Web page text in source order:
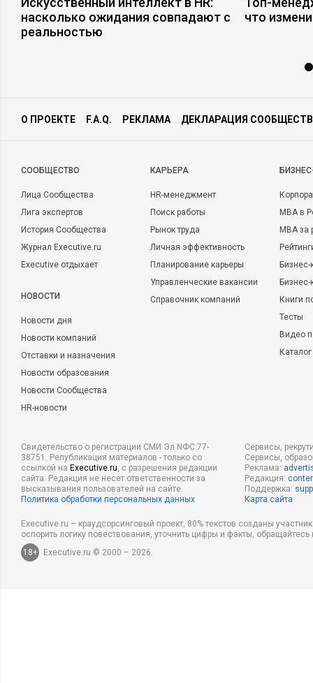
насколько ожидания совпадают с
реальностью
что
О ПРОЕКТЕ F.A.Q. РЕКЛАМА ДЕКЛАРАЦИЯ
CООБЩЕСТВО
Лица Сообщества
Лига экспертов
История Сообщества
Журнал Executive.ru
Executive отдыхает
НОВОСТИ
Новости дня
Новости компаний
Отставки и назначения
Новости образования
Новости Сообщества
HR-новости
КАРЬЕРА
HR-менеджмент
Поиск работы
Рынок труда
Личная эффективность
Планирование карьеры
Управленческие вакансии
Справочник компаний
MBA в
MBA
Бизнес-
Книги
Тесты
Видео
Свидетельство о регистрации СМИ Эл NФС 77-
38751. Републикация материалов - только со
ссылкой на Executive.ru, с разрешения редакции
сайта. Редакция не несет ответственности за
высказывания пользователей на сайте.
Политика обработки персональных данных
Сервисы,
Сервисы,
Реклама:
Редакция:
Поддержка:
Карта сайта
Executive.ru – краудсорсинговый проект, 80% текстов созданы
оспорить логику повествования, уточнить цифры и факты,
18+
Executive.ru © 2000 – 2026.